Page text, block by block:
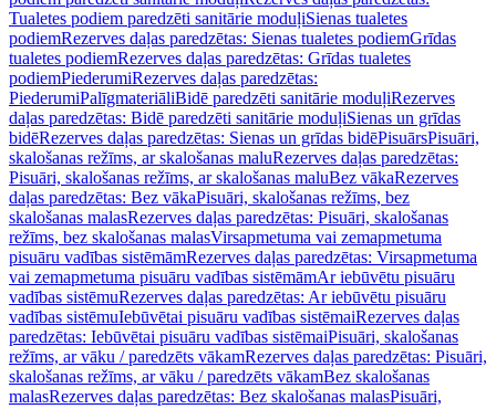
Tualetes podiem paredzēti sanitārie moduļiSienas tualetes
podiemRezerves daļas paredzētas: Sienas tualetes podiemGrīdas
tualetes podiemRezerves daļas paredzētas: Grīdas tualetes
podiemPiederumiRezerves daļas paredzētas:
PiederumiPalīgmateriāliBidē paredzēti sanitārie moduļiRezerves
daļas paredzētas: Bidē paredzēti sanitārie moduļiSienas un grīdas
bidēRezerves daļas paredzētas: Sienas un grīdas bidēPisuārsPisuāri,
skalošanas režīms, ar skalošanas maluRezerves daļas paredzētas:
Pisuāri, skalošanas režīms, ar skalošanas maluBez vākaRezerves
daļas paredzētas: Bez vākaPisuāri, skalošanas režīms, bez
skalošanas malasRezerves daļas paredzētas: Pisuāri, skalošanas
režīms, bez skalošanas malasVirsapmetuma vai zemapmetuma
pisuāru vadības sistēmāmRezerves daļas paredzētas: Virsapmetuma
vai zemapmetuma pisuāru vadības sistēmāmAr iebūvētu pisuāru
vadības sistēmuRezerves daļas paredzētas: Ar iebūvētu pisuāru
vadības sistēmuIebūvētai pisuāru vadības sistēmaiRezerves daļas
paredzētas: Iebūvētai pisuāru vadības sistēmaiPisuāri, skalošanas
režīms, ar vāku / paredzēts vākamRezerves daļas paredzētas: Pisuāri,
skalošanas režīms, ar vāku / paredzēts vākamBez skalošanas
malasRezerves daļas paredzētas: Bez skalošanas malasPisuāri,